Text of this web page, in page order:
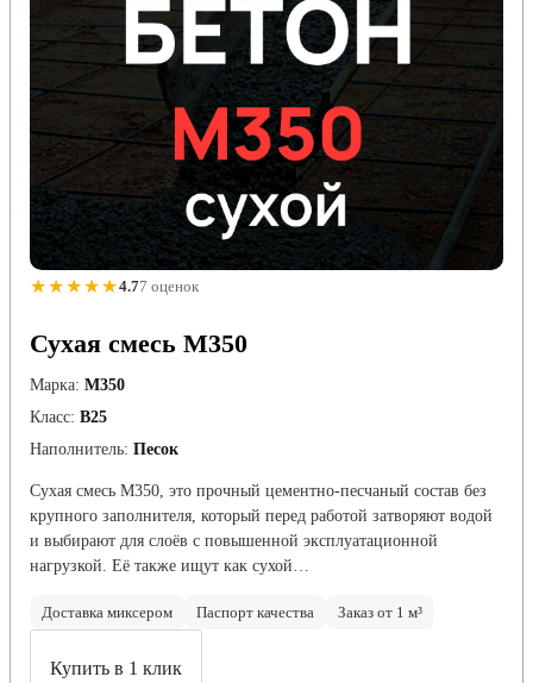
★★★★★4.77 оценок
Сухая смесь М350
Марка: М350
Класс: В25
Наполнитель: Песок
Сухая смесь М350, это прочный цементно-песчаный состав без
крупного заполнителя, который перед работой затворяют водой
и выбирают для слоёв с повышенной эксплуатационной
нагрузкой. Её также ищут как сухой…
Доставка миксером Паспорт качества Заказ от 1 м³
Купить в 1 клик